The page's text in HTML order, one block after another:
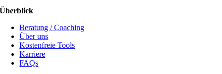
Überblick
Beratung / Coaching
Über uns
Kostenfreie Tools
Karriere
FAQs